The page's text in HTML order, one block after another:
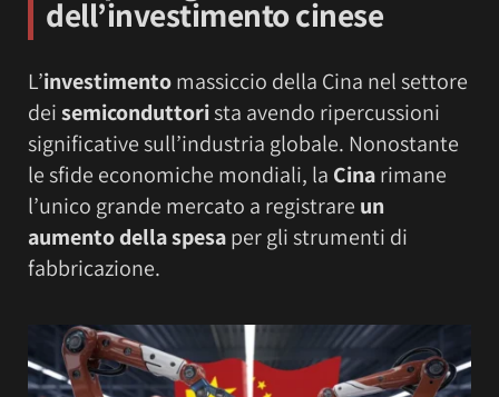
dell’investimento cinese
L’investimentomassiccio della Cina nel settore
deisemiconduttorista avendo ripercussioni
significative sull’industria globale. Nonostante
le sfide economiche mondiali, la Cinarimane
l’unico grande mercato a registrare un
aumento della spesaper gli strumenti di
fabbricazione.